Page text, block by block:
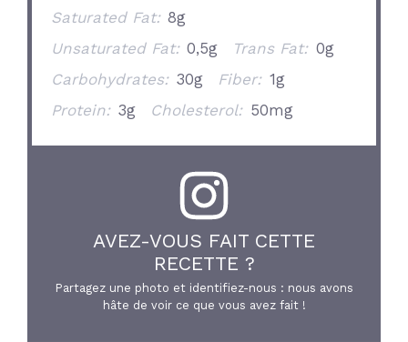
Saturated Fat: 8g
Unsaturated Fat: 0,5g Trans Fat: 0g
Carbohydrates: 30g Fiber: 1g
Protein: 3g Cholesterol: 50mg
AVEZ-VOUS FAIT CETTE
RECETTE ?
Partagez une photo et identifiez-nous : nous avons
hâte de voir ce que vous avez fait !